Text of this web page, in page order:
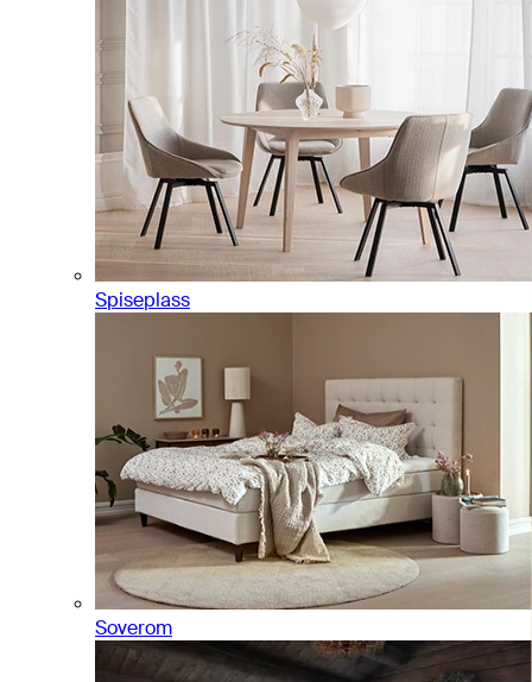
Spiseplass
Soverom